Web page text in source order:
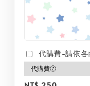
代購費-請依各